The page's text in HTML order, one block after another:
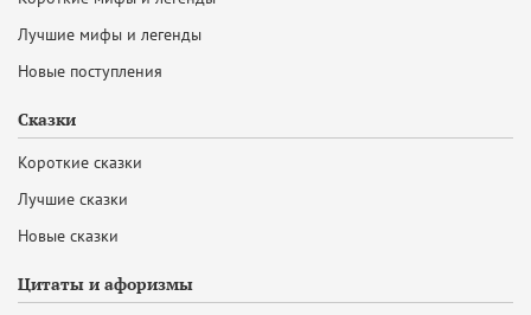
Лучшие мифы и легенды
Новые поступления
Сказки
Короткие сказки
Лучшие сказки
Новые сказки
Цитаты и афоризмы